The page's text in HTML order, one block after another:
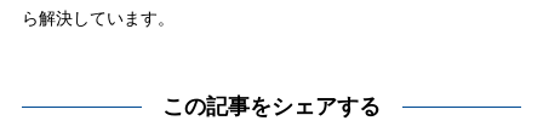
ら解決しています。
この記事をシェアする